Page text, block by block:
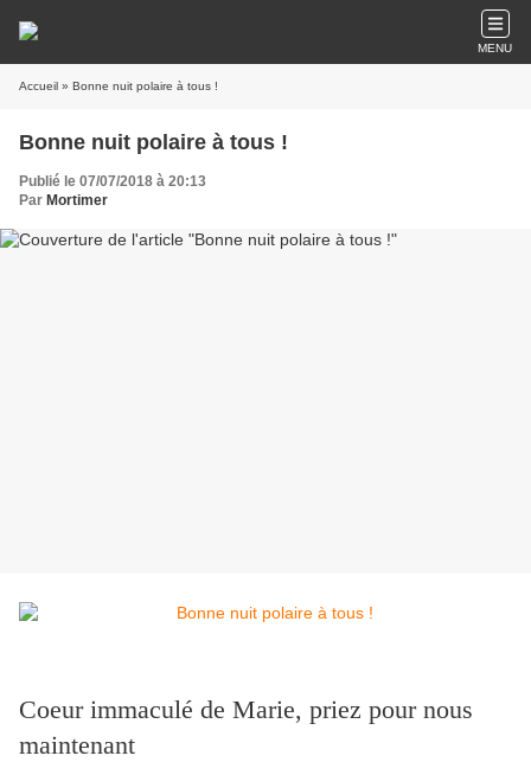
MENU
Accueil » Bonne nuit polaire à tous !
Bonne nuit polaire à tous !
Publié le 07/07/2018 à 20:13
Par Mortimer
Coeur immaculé de Marie, priez pour nous
maintenant